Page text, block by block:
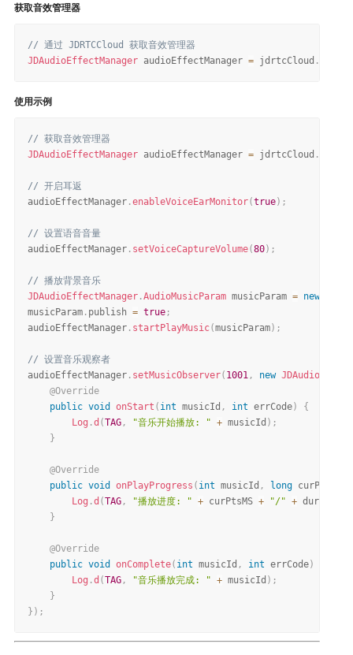
获取音效管理器
// 通过 JDRTCCloud 获取音效管理器
JDAudioEffectManager audioEffectManager = jdrtcCloud .
使用示例
// 获取音效管理器
JDAudioEffectManager audioEffectManager = jdrtcCloud .
// 开启耳返
audioEffectManager .enableVoiceEarMonitor(true) ;
// 设置语音音量
audioEffectManager . setVoiceCaptureVolume(80) ;
// 播放背景音乐
JDAudioEffectManager .AudioMusicParam musicParam = new
musicParam . publish = true ;
audioEffectManager . startPlayMusic(musicParam) ;
// 设置音乐观察者
audioEffectManager . setMusicObserver( 1001 , new
@Override
public void onStart ( int musicId , int errCode)
{
Log .d (TAG , "音乐开始播放: " + musicId ) ;
}
@Override
public void onPlayProgress ( int musicId , long curPtsMS
Log .d (TAG , "播放进度: " + curPtsMS + "/" +
}
@Override
public void onComplete( int musicId , int errCode)
Log .d (TAG , "音乐播放完成: " + musicId ) ;
}
} ) ;